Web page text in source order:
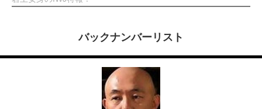
バックナンバーリスト